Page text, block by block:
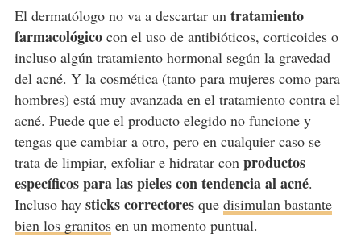
El dermatólogo no va a descartar un tratamiento
farmacológicocon el uso de antibióticos, corticoides o
incluso algún tratamiento hormonal según la gravedad
del acné. Y la cosmética (tanto para mujeres como para
hombres) está muy avanzada en el tratamiento contra el
acné. Puede que el producto elegido no funcione y
tengas que cambiar a otro, pero en cualquier caso se
trata de limpiar, exfoliar e hidratar con productos
específicos para las pieles con tendencia al acné.
Incluso hay sticks correctoresque disimulan bastante
bien los granitosen un momento puntual.